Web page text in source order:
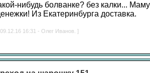
нибудь болванке? без калки...
Из Екатеринбурга доставка.
16:31 - Олег Иванов. ]